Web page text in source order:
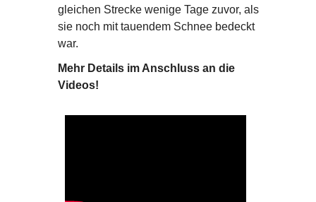
gleichen Strecke wenige Tage zuvor, als
sie noch mit tauendem Schnee bedeckt
war.
Mehr Details im Anschluss an die
Videos!